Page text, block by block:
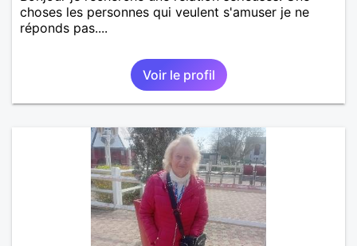
choses les personnes qui veulent s'amuser je ne
réponds pas....
Voir le profil